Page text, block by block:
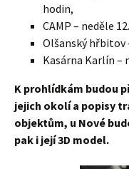
hodin,
CAMP – neděle
Olšanský hřbitov
Kasárna Karlín –
K prohlídkám budou
jejich okolí a popisy
objektům, u Nové
pak i její 3D model.